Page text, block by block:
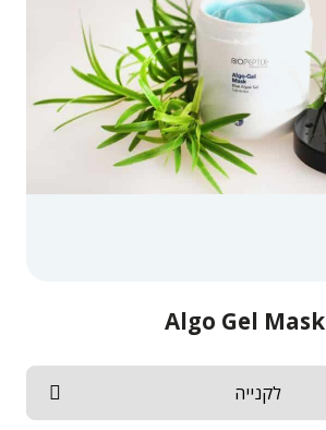
Algo Gel Mask
לקנייה